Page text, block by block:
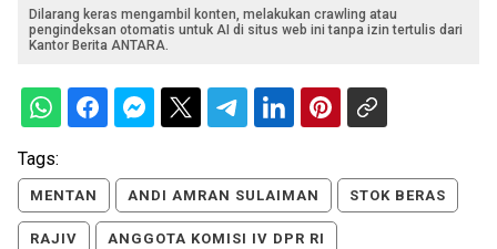
Dilarang keras mengambil konten, melakukan crawling atau
pengindeksan otomatis untuk AI di situs web ini tanpa izin tertulis dari
Kantor Berita ANTARA.
Tags:
MENTAN ANDI AMRAN SULAIMAN STOK BERAS
RAJIV ANGGOTA KOMISI IV DPR RI